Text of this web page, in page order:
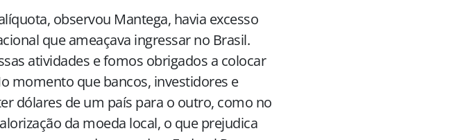
observou Mantega, havia excesso
que ameaçava ingressar no Brasil.
atividades e fomos obrigados a colocar
momento que bancos, investidores e
dólares de um país para o outro, como no
da moeda local, o que prejudica